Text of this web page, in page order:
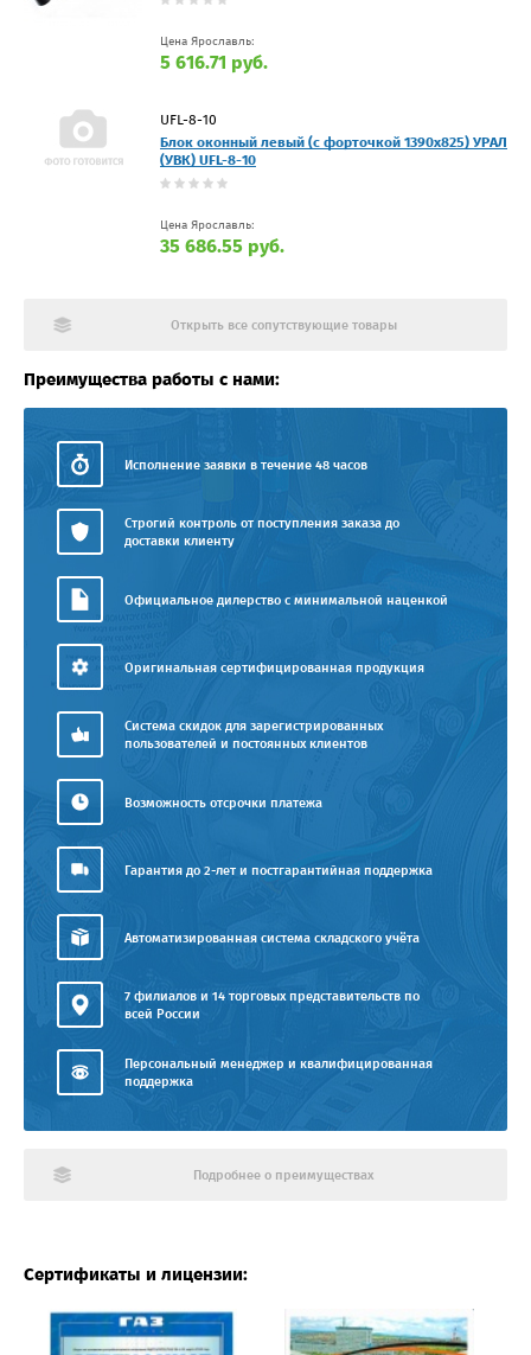
Цена Ярославль:
5 616.71 руб.
UFL-8-10
Блок оконный левый (с форточкой 1390х825) УРАЛ
(УВК) UFL-8-10
Цена Ярославль:
35 686.55 руб.
Открыть все сопутствующие товары
Преимущества работы с нами:
Исполнение заявки в течение 48 часов
Строгий контроль от поступления заказа до
доставки клиенту
Официальное дилерство с минимальной наценкой
Оригинальная сертифицированная продукция
Система скидок для зарегистрированных
пользователей и постоянных клиентов
Возможность отсрочки платежа
Гарантия до 2-лет и постгарантийная поддержка
Автоматизированная система складского учёта
7 филиалов и 14 торговых представительств по
всей России
Персональный менеджер и квалифицированная
поддержка
Подробнее о преимуществах
Сертификаты и лицензии: